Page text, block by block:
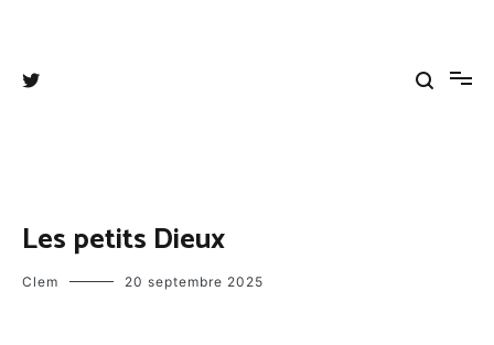
Les petits Dieux
Clem 20 septembre 2025